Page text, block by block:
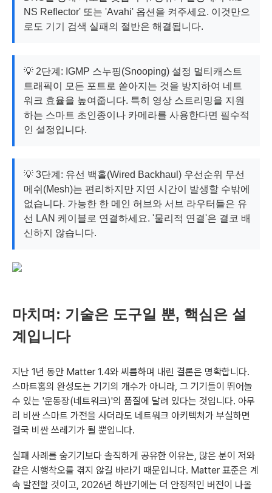
NS Reflector' 또는 'Avahi' 옵션을 켜주세요. 이것만으
로도 기기 검색 실패의 절반은 해결됩니다.
💡 2단계: IGMP 스누핑(Snooping) 설정 멀티캐스트
트래픽이 모든 포트로 쏟아지는 것을 방지하여 네트
워크 효율을 높여줍니다. 특히 영상 스트리밍을 지원
하는 스마트 초인종이나 카메라를 사용한다면 필수적
인 설정입니다.
💡 3단계: 유선 백홀(Wired Backhaul) 우선순위 무선
메쉬(Mesh)는 편리하지만 지연 시간이 발생할 수밖에
없습니다. 가능한 한 메인 허브와 서브 라우터들은 유
선 LAN 케이블로 연결하세요. '물리적 연결'은 결코 배
신하지 않습니다.
마치며: 기술은 도구일 뿐, 핵심은 설
계입니다
지난 1년 동안 Matter 1.4와 씨름하며 내린 결론은 명확합니다.
스마트홈의 완성도는 기기의 개수가 아니라, 그 기기들이 뛰어놀
수 있는 '운동장(네트워크)'의 품질에 달려 있다는 것입니다. 아무
리 비싼 스마트 가전을 사더라도 네트워크 아키텍처가 부실하면
결국 비싼 쓰레기가 될 뿐입니다.
실패 사례를 숨기기보다 솔직하게 공유한 이유는, 많은 분이 저와
같은 시행착오를 겪지 않길 바라기 때문입니다. Matter 표준은 계
속 발전할 것이고, 2026년 하반기에는 더 안정적인 버전이 나올